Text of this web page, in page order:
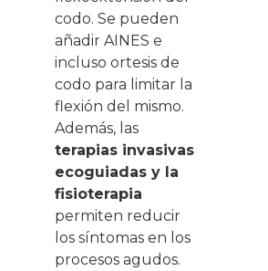
codo. Se pueden
añadir AINES e
incluso ortesis de
codo para limitar la
flexión del mismo.
Además, las
terapias invasivas
ecoguiadas y la
fisioterapia
permiten reducir
los síntomas en los
procesos agudos.